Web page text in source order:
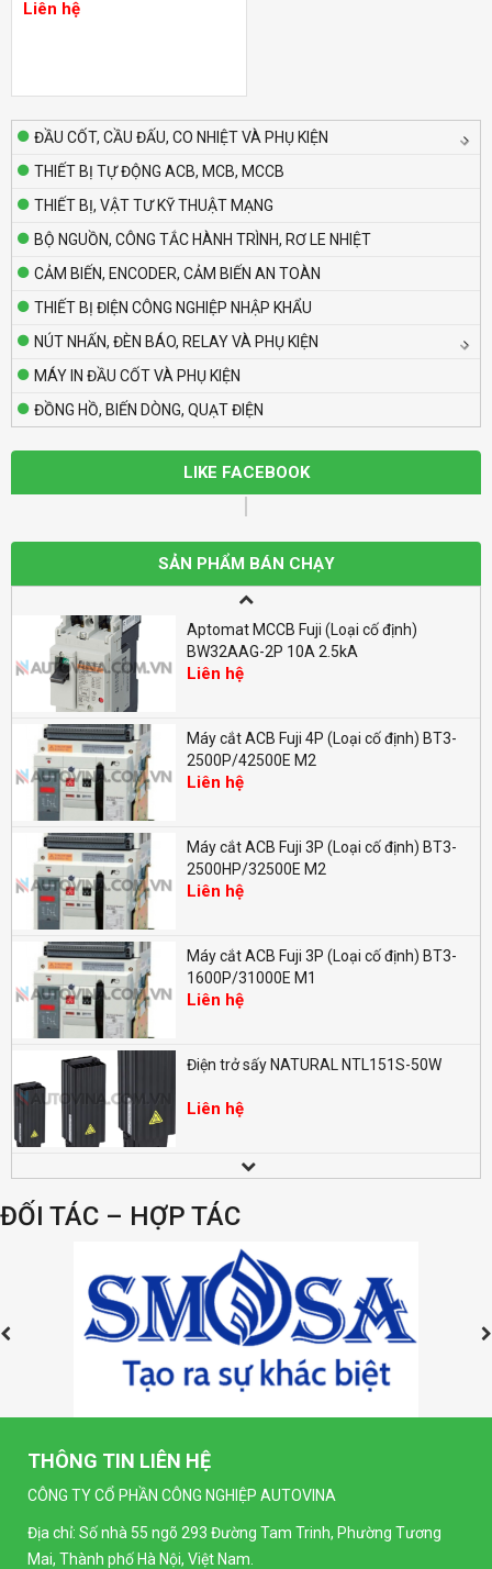
Liên hệ
ĐẦU CỐT, CẦU ĐẤU, CO NHIỆT VÀ PHỤ KIỆN
THIẾT BỊ TỰ ĐỘNG ACB, MCB, MCCB
THIẾT BỊ, VẬT TƯ KỸ THUẬT MẠNG
BỘ NGUỒN, CÔNG TẮC HÀNH TRÌNH, RƠ LE NHIỆT
CẢM BIẾN, ENCODER, CẢM BIẾN AN TOÀN
THIẾT BỊ ĐIỆN CÔNG NGHIỆP NHẬP KHẨU
NÚT NHẤN, ĐÈN BÁO, RELAY VÀ PHỤ KIỆN
MÁY IN ĐẦU CỐT VÀ PHỤ KIỆN
ĐỒNG HỒ, BIẾN DÒNG, QUẠT ĐIỆN
LIKE FACEBOOK
SẢN PHẨM BÁN CHẠY
Liên hệ
Bộ định thời Analog – Power Off Delay
Autonics AT8PMN
Liên hệ
Bộ định thời Analog – Power Off Delay
Liên hệ
Bộ định thời Analog – Power Off Delay
Liên hệ
Aptomat MCCB Fuji (Loại cố định)
BW100EAG-2P 100A 10kA
Liên hệ
Aptomat MCCB Fuji (Loại cố định)
BW32AAG-2P 10A 2.5kA
Liên hệ
Máy cắt ACB Fuji 4P (Loại cố định) BT3-
2500P/42500E M2
Liên hệ
Máy cắt ACB Fuji 3P (Loại cố định) BT3-
2500HP/32500E M2
Liên hệ
Máy cắt ACB Fuji 3P (Loại cố định) BT3-
1600P/31000E M1
Liên hệ
Điện trở sấy NATURAL NTL151S-50W
Liên hệ
Đồng hồ LED đo điện nặng dạng số SELEC
Liên hệ
Đồng hồ LED dạng số SELEC MV35-1
(96x96mm)
Liên hệ
Đồng hồ LED dạng số SELEC MA32-1
(96x96mm)
Đồng hồ kim Vôn kế SELEC AM-V-3-L
(96x96mm)
Liên hệ
ĐỐI TÁC – HỢP TÁC
THÔNG TIN LIÊN HỆ
CÔNG TY CỔ PHẦN CÔNG NGHIỆP AUTOVINA
Địa chỉ: Số nhà 55 ngõ 293 Đường Tam Trinh, Phường Tương
Mai, Thành phố Hà Nội, Việt Nam.